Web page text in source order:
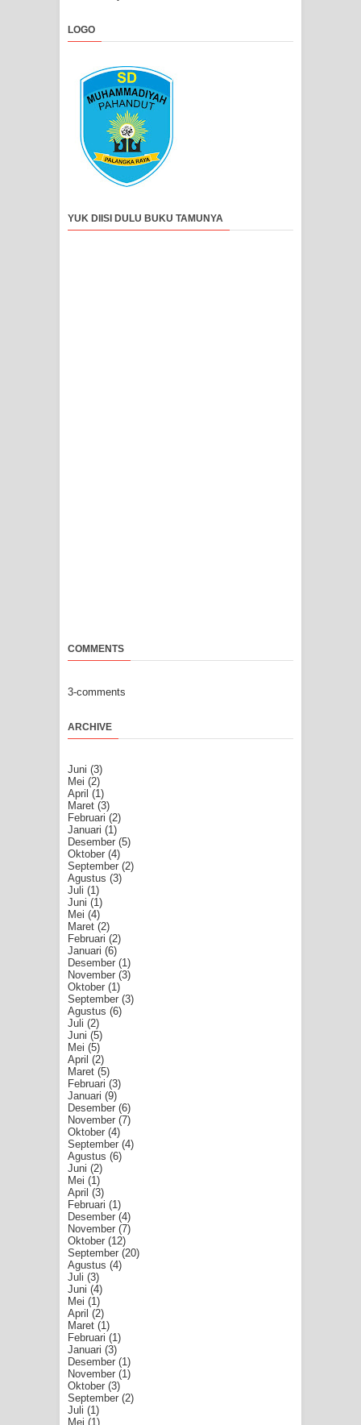
LOGO
YUK DIISI DULU BUKU TAMUNYA
COMMENTS
3-comments
ARCHIVE
Juni (3)
Mei (2)
April (1)
Maret (3)
Februari (2)
Januari (1)
Desember (5)
Oktober (4)
September (2)
Agustus (3)
Juli (1)
Juni (1)
Mei (4)
Maret (2)
Februari (2)
Januari (6)
Desember (1)
November (3)
Oktober (1)
September (3)
Agustus (6)
Juli (2)
Juni (5)
Mei (5)
April (2)
Maret (5)
Februari (3)
Januari (9)
Desember (6)
November (7)
Oktober (4)
September (4)
Agustus (6)
Juni (2)
Mei (1)
April (3)
Februari (1)
Desember (4)
November (7)
Oktober (12)
September (20)
Agustus (4)
Juli (3)
Juni (4)
Mei (1)
April (2)
Maret (1)
Februari (1)
Januari (3)
Desember (1)
November (1)
Oktober (3)
September (2)
Juli (1)
Mei (1)